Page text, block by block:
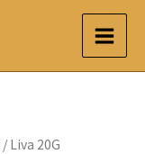
/ Liva 20G